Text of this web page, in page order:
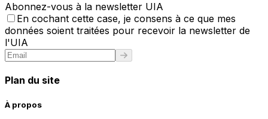
Abonnez-vous à la newsletter UIA
En cochant cette case, je consens à ce que mes
données soient traitées pour recevoir la newsletter de
l'UIA
Plan du site
À propos